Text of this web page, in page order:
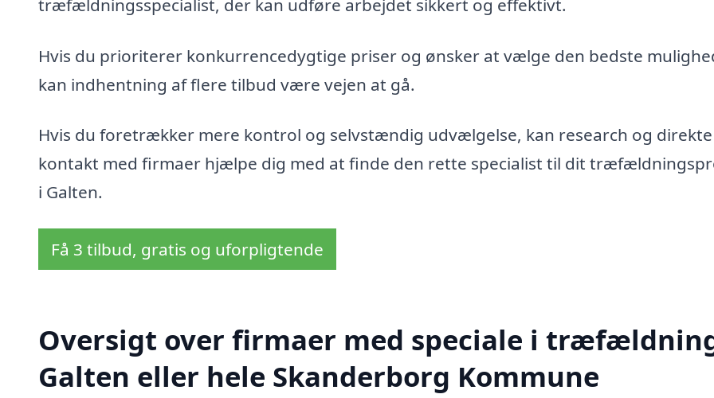
træfældningsspecialist, der kan udføre arbejdet sikkert og effektivt.
Hvis du prioriterer konkurrencedygtige priser og ønsker at vælge den bedste
kan indhentning af flere tilbud være vejen at gå.
Hvis du foretrækker mere kontrol og selvstændig udvælgelse, kan research og direkte
kontakt med firmaer hjælpe dig med at finde den rette specialist til dit
i Galten.
Få 3 tilbud, gratis og uforpligtende
Oversigt over firmaer med speciale i
Galten eller hele Skanderborg Kommune